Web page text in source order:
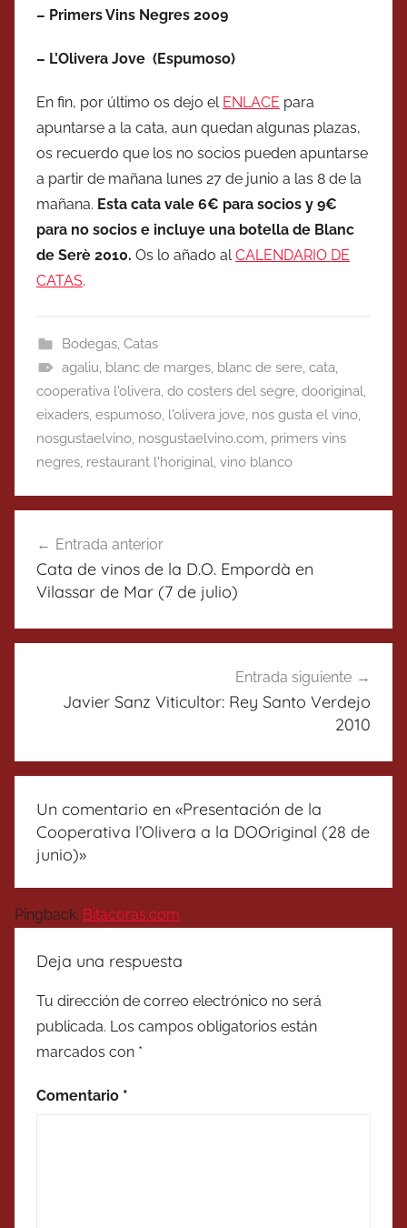
– Primers Vins Negres 2009
– L’Olivera Jove (Espumoso)
En fin, por último os dejo el ENLACE para
apuntarse a la cata, aun quedan algunas plazas,
os recuerdo que los no socios pueden apuntarse
a partir de mañana lunes 27 de junio a las 8 de la
mañana. Esta cata vale 6€ para socios y 9€
para no socios e incluye una botella de Blanc
de Serè 2010. Os lo añado alCALENDARIO DE
CATAS.
Bodegas, Catas
agaliu, blanc de marges, blanc de sere, cata,
cooperativa l'olivera, do costers del segre, dooriginal,
eixaders, espumoso, l'olivera jove, nos gusta el vino,
nosgustaelvino, nosgustaelvino.com, primers vins
negres, restaurant l'horiginal, vino blanco
de
entradas
Entrada anterior
Cata de vinos de la D.O. Empordà en
Vilassar de Mar (7 de julio)
Entrada siguiente
Javier Sanz Viticultor: Rey Santo Verdejo
2010
Un comentario en «Presentación de la
Cooperativa l’Olivera a la DOOriginal (28 de
junio)»
Pingback: Bitacoras.com
Deja una respuesta
Tu dirección de correo electrónico no será
publicada. Los campos obligatorios están
marcados con *
Comentario *